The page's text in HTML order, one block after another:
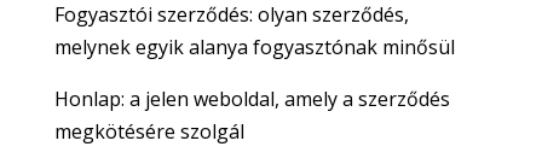
Fogyasztói szerződés: olyan szerződés,
melynek egyik alanya fogyasztónak minősül
Honlap: a jelen weboldal, amely a szerződés
megkötésére szolgál